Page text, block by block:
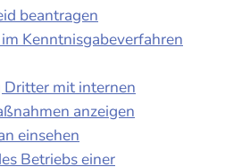
beantragen
Kenntnisgabeverfahren
mit internen
anzeigen
einsehen
Betriebs einer